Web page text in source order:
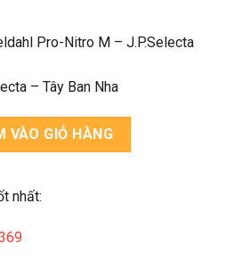
Pro-Nitro M – J.P.Selecta
– Tây Ban Nha
Pro-Nitro M - J.P.Selecta số lượng
VÀO GIỎ HÀNG
nhất: